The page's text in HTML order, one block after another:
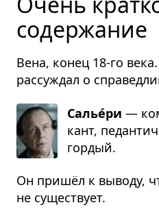
содержание
Вена, конец 18-го
рассуждал о
Салье́ри —
кант,
гор­дый.
Он пришёл к выводу,
не существует.